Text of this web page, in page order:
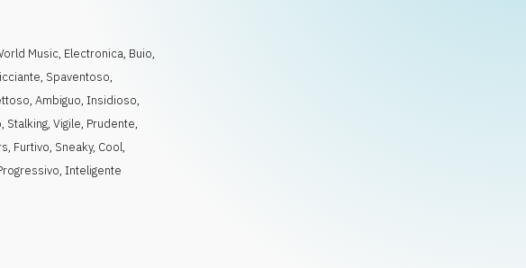
Music, Electronica, Buio,
, Spaventoso,
,Ambiguo,Insidioso,
, Stalking,Vigile, Prudente,
, Furtivo, Sneaky, Cool,
,Inteligente